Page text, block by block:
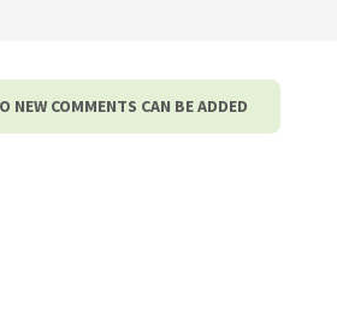
NEW COMMENTS CAN BE ADDED